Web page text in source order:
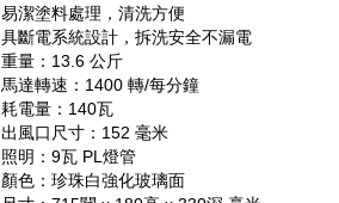
易潔塗料處理，清洗方便
具斷電系統設計，拆洗安全不漏電
重量：13.6 公斤
馬達轉速：1400 轉/每分鐘
耗電量：140瓦
出風口尺寸：152 毫米
照明：9瓦 PL燈管
顏色：珍珠白強化玻璃面